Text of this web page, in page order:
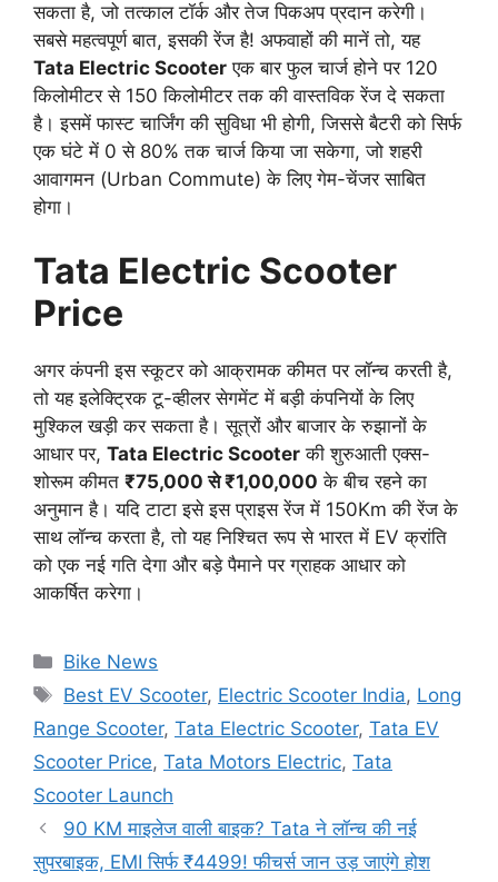
सकता है, जो तत्काल टॉर्क और तेज पिकअप प्रदान करेगी।
सबसे महत्वपूर्ण बात, इसकी रेंज है! अफवाहों की मानें तो, यह
Tata Electric Scooter एक बार फुल चार्ज होने पर 120
किलोमीटर से 150 किलोमीटर तक की वास्तविक रेंज दे सकता
है। इसमें फास्ट चार्जिंग की सुविधा भी होगी, जिससे बैटरी को सिर्फ
एक घंटे में 0 से 80% तक चार्ज किया जा सकेगा, जो शहरी
आवागमन (Urban Commute) के लिए गेम-चेंजर साबित
होगा।
Tata Electric Scooter
Price
अगर कंपनी इस स्कूटर को आक्रामक कीमत पर लॉन्च करती है,
तो यह इलेक्ट्रिक टू-व्हीलर सेगमेंट में बड़ी कंपनियों के लिए
मुश्किल खड़ी कर सकता है। सूत्रों और बाजार के रुझानों के
आधार पर, Tata Electric Scooter की शुरुआती एक्स-
शोरूम कीमत ₹75,000 से ₹1,00,000 के बीच रहने का
अनुमान है। यदि टाटा इसे इस प्राइस रेंज में 150Km की रेंज के
साथ लॉन्च करता है, तो यह निश्चित रूप से भारत में EV क्रांति
को एक नई गति देगा और बड़े पैमाने पर ग्राहक आधार को
आकर्षित करेगा।
Categories
Bike News
Tags
Best EV Scooter, Electric Scooter India, Long
Range Scooter, Tata Electric Scooter, Tata EV
Scooter Price, Tata Motors Electric, Tata
Scooter Launch
90 KM माइलेज वाली बाइक? Tata ने लॉन्च की नई
सुपरबाइक, EMI सिर्फ ₹4499! फीचर्स जान उड़ जाएंगे होश